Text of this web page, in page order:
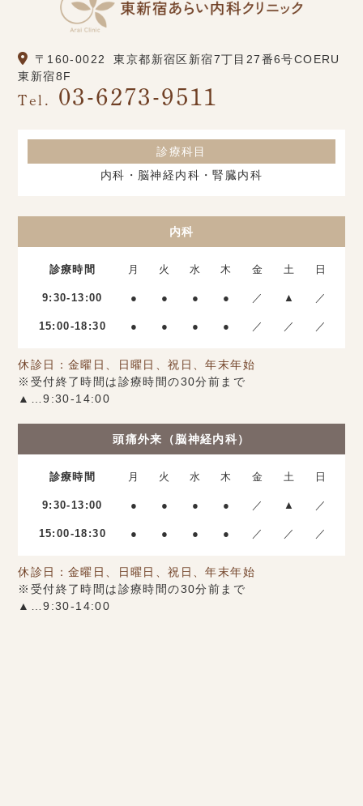
〒160-0022
東京都新宿区新宿7丁目27番6号COERU
東新宿8F
Tel. 03-6273-9511
診療科目
内科・脳神経内科・腎臓内科
内科
診療時間 月 火 水 木 金 土 日
9:30-13:00 ● ● ● ● ／ ▲ ／
15:00-18:30 ● ● ● ● ／ ／ ／
休診日：金曜日、日曜日、祝日、年末年始
※受付終了時間は診療時間の30分前まで
▲…9:30-14:00
頭痛外来（脳神経内科）
診療時間 月 火 水 木 金 土 日
9:30-13:00 ● ● ● ● ／ ▲ ／
15:00-18:30 ● ● ● ● ／ ／ ／
休診日：金曜日、日曜日、祝日、年末年始
※受付終了時間は診療時間の30分前まで
▲…9:30-14:00